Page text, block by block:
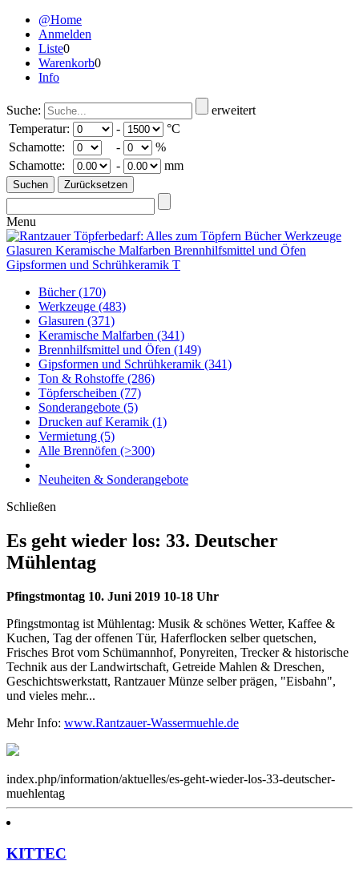
@Home
Anmelden
Liste0
Warenkorb0
Info
Suche:
erweitert
Temperatur:
-
°C
Schamotte:
-
%
Schamotte:
- mm
Menu
Bücher(170)
Werkzeuge (483)
Glasuren (371)
Keramische Malfarben (341)
Brennhilfsmittel und Öfen (149)
Gipsformen und Schrühkeramik (341)
Ton & Rohstoffe (286)
Töpferscheiben (77)
Sonderangebote (5)
Drucken auf Keramik (1)
Vermietung (5)
Alle Brennöfen (>300)
Neuheiten & Sonderangebote
Schließen
Es geht wieder los: 33. Deutscher
Mühlentag
Pfingstmontag 10. Juni 2019 10-18 Uhr
Pfingstmontag ist Mühlentag: Musik & schönes Wetter, Kaffee &
Kuchen, Tag der offenen Tür, Haferflocken selber quetschen,
Frisches Brot vom Schümannhof, Ponyreiten, Trecker & historische
Technik aus der Landwirtschaft, Getreide Mahlen & Dreschen,
Geschichtswerkstatt, Rantzauer Münze selber prägen, "Eisbahn",
und vieles mehr...
Mehr Info: www.Rantzauer-Wassermuehle.de
index.php/information/aktuelles/es-geht-wieder-los-33-deutscher-
muehlentag
KITTEC